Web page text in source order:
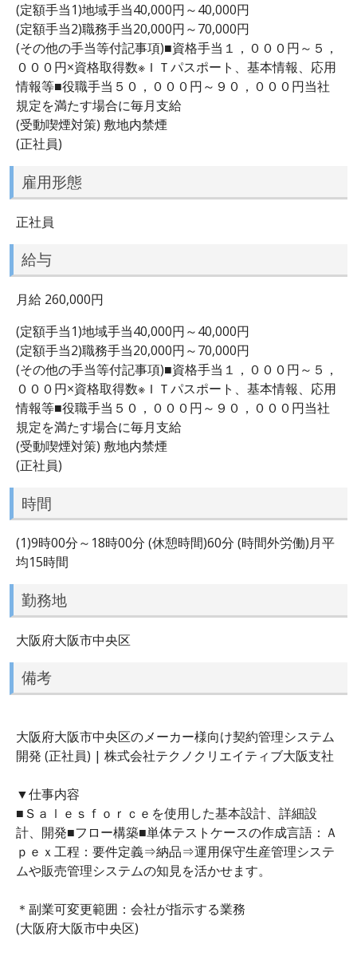
(定額手当1)地域手当40,000円～40,000円
(定額手当2)職務手当20,000円～70,000円
(その他の手当等付記事項)■資格手当１，０００円～５，
０００円×資格取得数※ＩＴパスポート、基本情報、応用
情報等■役職手当５０，０００円～９０，０００円当社
規定を満たす場合に毎月支給
(受動喫煙対策) 敷地内禁煙
(正社員)
雇用形態
正社員
給与
月給 260,000円
(定額手当1)地域手当40,000円～40,000円
(定額手当2)職務手当20,000円～70,000円
(その他の手当等付記事項)■資格手当１，０００円～５，
０００円×資格取得数※ＩＴパスポート、基本情報、応用
情報等■役職手当５０，０００円～９０，０００円当社
規定を満たす場合に毎月支給
(受動喫煙対策) 敷地内禁煙
(正社員)
時間
(1)9時00分～18時00分 (休憩時間)60分 (時間外労働)月平
均15時間
勤務地
大阪府大阪市中央区
備考
大阪府大阪市中央区のメーカー様向け契約管理システム
開発 (正社員) | 株式会社テクノクリエイティブ大阪支社
▼仕事内容
■Ｓａｌｅｓｆｏｒｃｅを使用した基本設計、詳細設
計、開発■フロー構築■単体テストケースの作成言語：Ａ
ｐｅｘ工程：要件定義⇒納品⇒運用保守生産管理システ
ムや販売管理システムの知見を活かせます。
＊副業可変更範囲：会社が指示する業務
(大阪府大阪市中央区)